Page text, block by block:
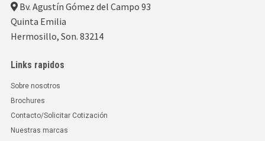
Bv. Agustín Gómez del Campo 93
Quinta Emilia
Hermosillo, Son. 83214
Links rapidos
Sobre nosotros
Brochures
Contacto/Solicitar Cotización
Nuestras marcas